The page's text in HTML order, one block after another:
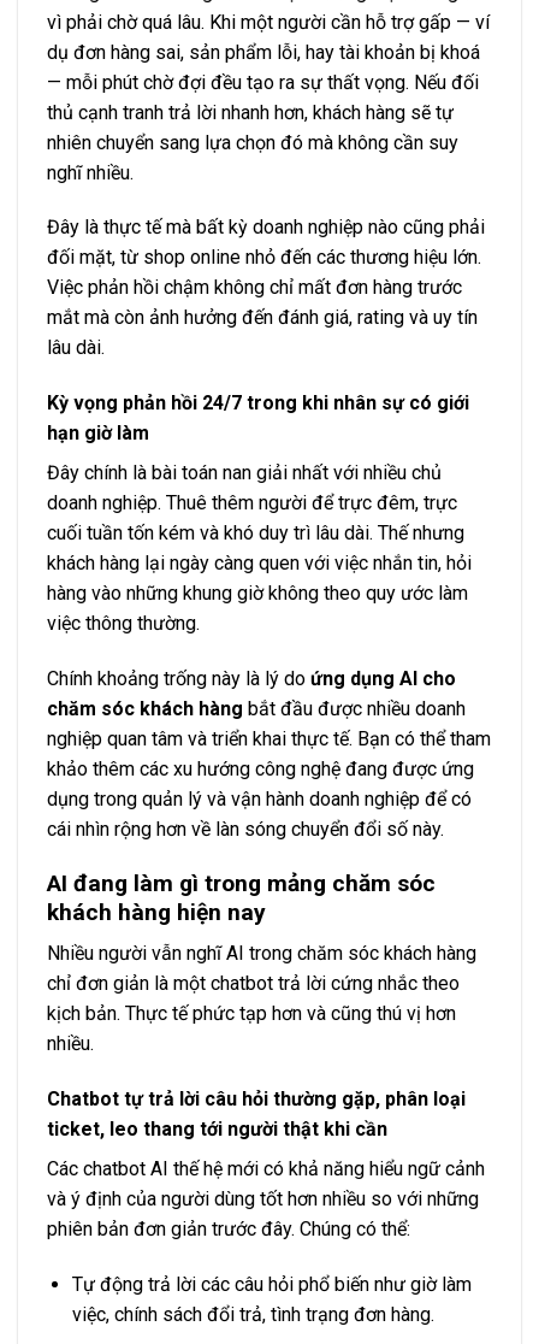
vì phải chờ quá lâu. Khi một người cần hỗ trợ gấp — ví
dụ đơn hàng sai, sản phẩm lỗi, hay tài khoản bị khoá
— mỗi phút chờ đợi đều tạo ra sự thất vọng. Nếu đối
thủ cạnh tranh trả lời nhanh hơn, khách hàng sẽ tự
nhiên chuyển sang lựa chọn đó mà không cần suy
nghĩ nhiều.
Đây là thực tế mà bất kỳ doanh nghiệp nào cũng phải
đối mặt, từ shop online nhỏ đến các thương hiệu lớn.
Việc phản hồi chậm không chỉ mất đơn hàng trước
mắt mà còn ảnh hưởng đến đánh giá, rating và uy tín
lâu dài.
Kỳ vọng phản hồi 24/7 trong khi nhân sự có giới
hạn giờ làm
Đây chính là bài toán nan giải nhất với nhiều chủ
doanh nghiệp. Thuê thêm người để trực đêm, trực
cuối tuần tốn kém và khó duy trì lâu dài. Thế nhưng
khách hàng lại ngày càng quen với việc nhắn tin, hỏi
hàng vào những khung giờ không theo quy ước làm
việc thông thường.
Chính khoảng trống này là lý do ứng dụng AI cho
chăm sóc khách hàng bắt đầu được nhiều doanh
nghiệp quan tâm và triển khai thực tế. Bạn có thể tham
khảo thêm các xu hướng công nghệ đang được ứng
dụng trong quản lý và vận hành doanh nghiệp để có
cái nhìn rộng hơn về làn sóng chuyển đổi số này.
AI đang làm gì trong mảng chăm sóc
khách hàng hiện nay
Nhiều người vẫn nghĩ AI trong chăm sóc khách hàng
chỉ đơn giản là một chatbot trả lời cứng nhắc theo
kịch bản. Thực tế phức tạp hơn và cũng thú vị hơn
nhiều.
Chatbot tự trả lời câu hỏi thường gặp, phân loại
ticket, leo thang tới người thật khi cần
Các chatbot AI thế hệ mới có khả năng hiểu ngữ cảnh
và ý định của người dùng tốt hơn nhiều so với những
phiên bản đơn giản trước đây. Chúng có thể:
Tự động trả lời các câu hỏi phổ biến như giờ làm
việc, chính sách đổi trả, tình trạng đơn hàng.